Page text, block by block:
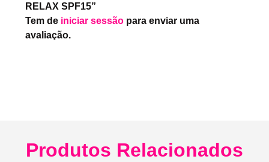
RELAX SPF15”
Tem de iniciar sessão para enviar uma
avaliação.
Produtos Relacionados